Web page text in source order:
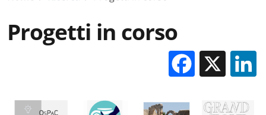
Progetti in corso
X